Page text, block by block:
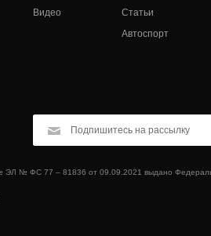
Видео
Статьи
Автоспорт
ЭЛ № ФС 77 – 81836 от 09.09.2021 выдано